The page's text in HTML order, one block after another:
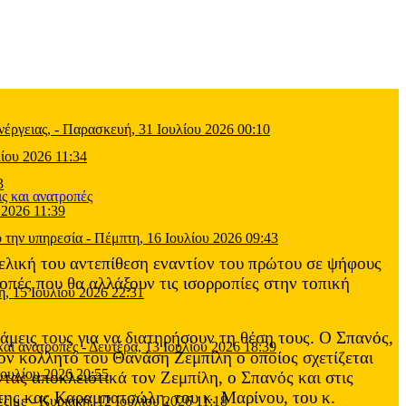
- Παρασκευή, 31 Ιουλίου 2026 00:10
2026 11:34
11:39
υπηρεσία - Πέμπτη, 16 Ιουλίου 2026 09:43
15 Ιουλίου 2026 22:31
ανατροπές-Δευτέρα, 13 Ιουλίου 2026 18:39
2026 20:55
με-Κυριακή, 12 Ιουλίου 2026 11:18
του αντεπίθεση εναντίον του πρώτου σε ψήφους
που θα αλλάξουν τις ισορροπίες στην τοπική
τους για να διατηρήσουν τη θέση τους. Ο Σπανός,
κολλητό του Θανάση Ζεμπίλη ο οποίος σχετίζεται
αποκλειστικά τον Ζεμπίλη, ο Σπανός και στις
κας Καραμπατσώλη, του κ. Μαρίνου, του κ.